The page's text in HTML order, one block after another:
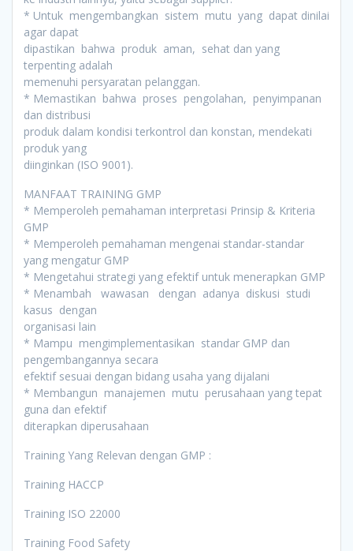
* Untuk mengembangkan sistem mutu yang dapat dinilai
agar dapat
dipastikan bahwa produk aman, sehat dan yang
terpenting adalah
memenuhi persyaratan pelanggan.
* Memastikan bahwa proses pengolahan, penyimpanan
dan distribusi
produk dalam kondisi terkontrol dan konstan, mendekati
produk yang
diinginkan (ISO 9001).
MANFAAT TRAINING GMP
* Memperoleh pemahaman interpretasi Prinsip & Kriteria
GMP
* Memperoleh pemahaman mengenai standar-standar
yang mengatur GMP
* Mengetahui strategi yang efektif untuk menerapkan GMP
* Menambah wawasan dengan adanya diskusi studi
kasus dengan
organisasi lain
* Mampu mengimplementasikan standar GMP dan
pengembangannya secara
efektif sesuai dengan bidang usaha yang dijalani
* Membangun manajemen mutu perusahaan yang tepat
guna dan efektif
diterapkan diperusahaan
Training Yang Relevan dengan GMP :
Training HACCP
Training ISO 22000
Training Food Safety